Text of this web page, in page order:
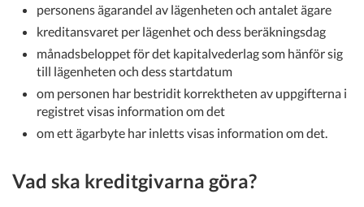
personens ägarandel av lägenheten och antalet ägare
kreditansvaret per lägenhet och dess beräkningsdag
månadsbeloppet för det kapitalvederlag som hänför sig
till lägenheten och dess startdatum
om personen har bestridit korrektheten av uppgifterna i
registret visas information om det
om ett ägarbyte har inletts visas information om det.
Vad ska kreditgivarna göra?